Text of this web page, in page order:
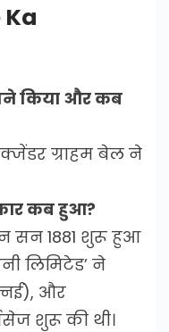
Ka
किया और कब
ग्राहम बेल ने
कब हुआ?
सन 1881 शुरू हुआ
लिमिटेड’ ने
और
शुरू की थी।